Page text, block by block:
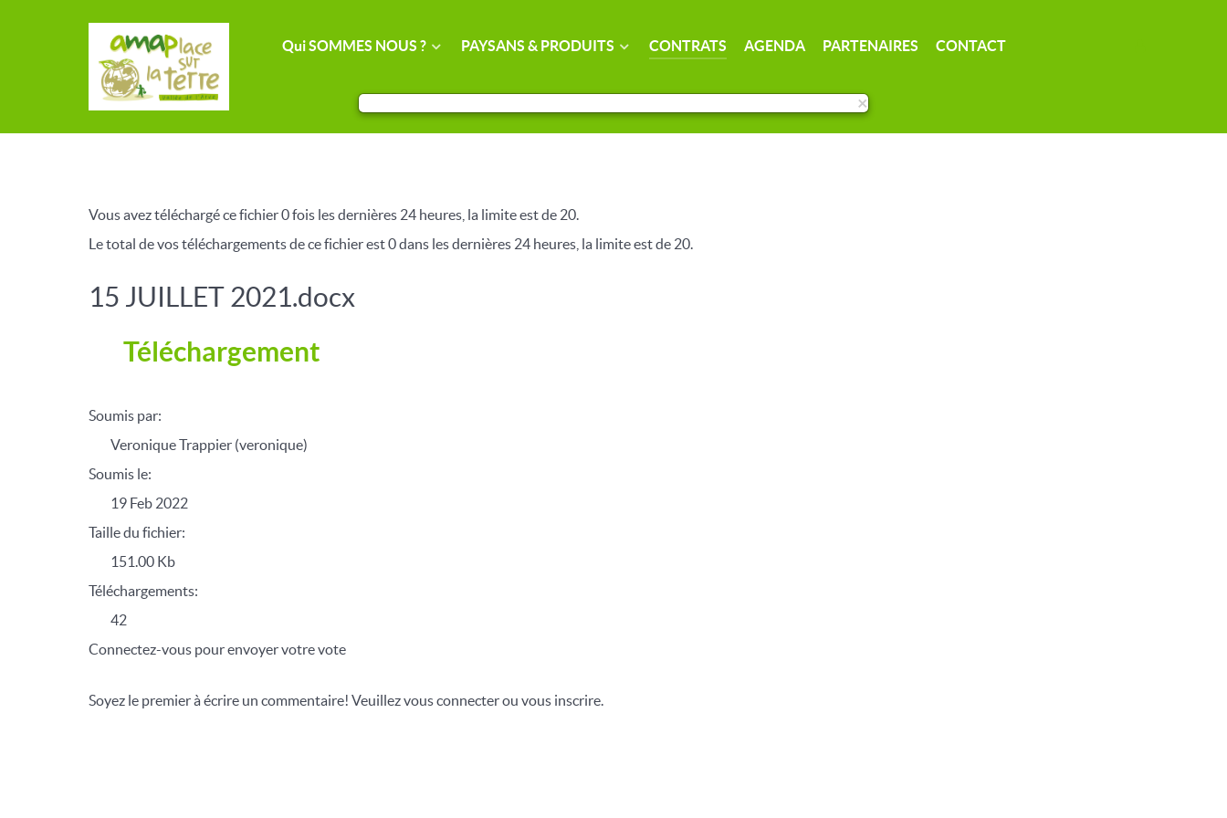
Qui SOMMES NOUS ? PAYSANS & PRODUITS CONTRATS AGENDA PARTENAIRES CONTACT
Vous avez téléchargé ce fichier 0 fois les dernières 24 heures, la limite est de 20.
Le total de vos téléchargements de ce fichier est 0 dans les dernières 24 heures, la limite est de 20.
15 JUILLET 2021.docx
Téléchargement
Soumis par:
Veronique Trappier (veronique)
Soumis le:
19 Feb 2022
Taille du fichier:
151.00 Kb
Téléchargements:
42
Connectez-vous pour envoyer votre vote
Soyez le premier à écrire un commentaire! Veuillez vous connecter ou vous inscrire.
×